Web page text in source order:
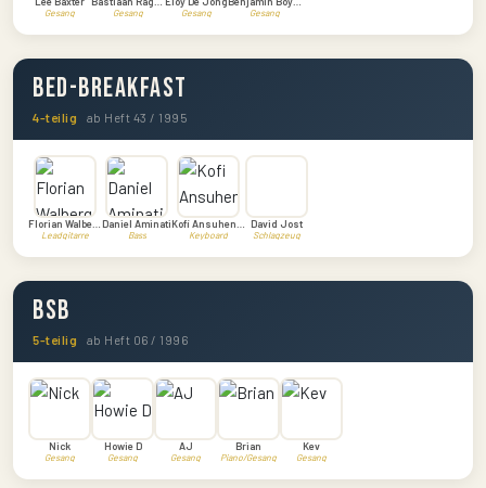
Gesang Gesang Gesang Gesang
Bed-Breakfast
4-teilig ab Heft 43 / 1995
Leadgitarre
Daniel Aminati
Bass Keyboard
David Jost
Schlagzeug
BSB
5-teilig ab Heft 06 / 1996
Nick
Gesang
Howie D
Gesang
AJ
Gesang
Brian
Piano/Gesang
Kev
Gesang